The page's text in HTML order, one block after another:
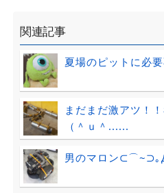
関連記事
夏場のピットに必
まだまだ激アツ！
（＾ｕ＾......
男のマロン⊂⌒~⊃｡